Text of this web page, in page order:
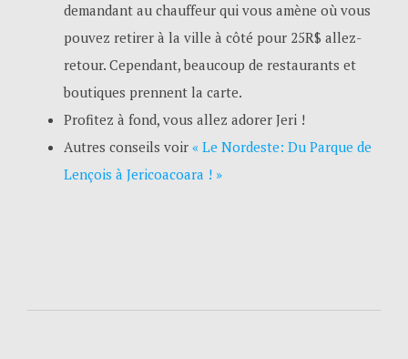
demandant au chauffeur qui vous amène où vous
pouvez retirer à la ville à côté pour 25R$ allez-
retour. Cependant, beaucoup de restaurants et
boutiques prennent la carte.
Profitez à fond, vous allez adorer Jeri !
Autres conseils voir « Le Nordeste: Du Parque de
Lençois à Jericoacoara ! »